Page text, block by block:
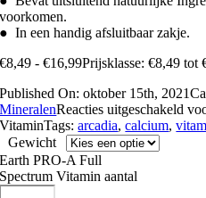
voorkomen.
● In een handig afsluitbaar zakje.
€8,49 - €16,99Prijsklasse: €8,49 tot
Published On: oktober 15th, 2021
MineralenReacties uitgeschakeld
VitaminTags:arcadia,calcium,
Gewicht
Earth PRO-A Full
Spectrum Vitamin aantal